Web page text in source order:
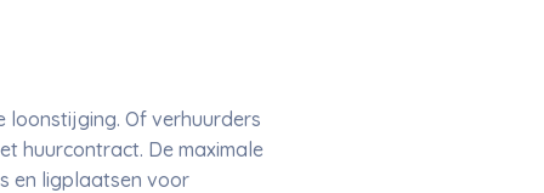
loonstijging. Of verhuurders
huurcontract. De maximale
en ligplaatsen voor